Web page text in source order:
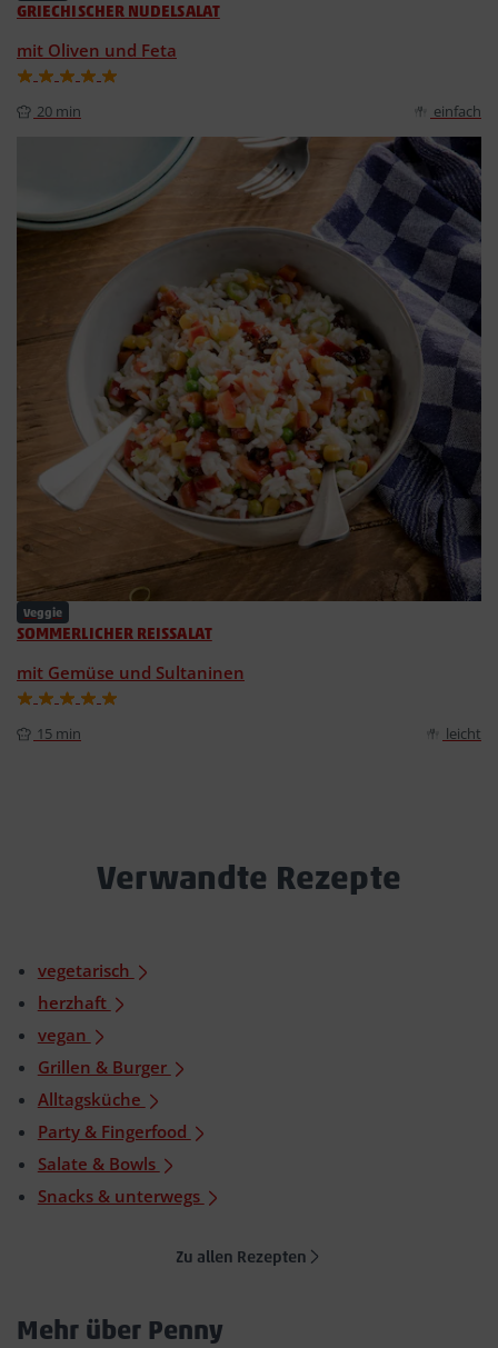
GRIECHISCHER NUDELSALAT
mit Oliven und Feta
20 min einfach
Veggie
SOMMERLICHER REISSALAT
mit Gemüse und Sultaninen
15 min leicht
Verwandte Rezepte
vegetarisch
herzhaft
vegan
Grillen & Burger
Alltagsküche
Party & Fingerfood
Salate & Bowls
Snacks & unterwegs
Zu allen Rezepten
Mehr über Penny